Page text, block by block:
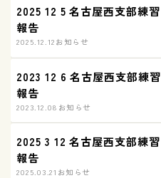
2025 12 5 名古屋西支部練習
報告
2025.12.12お知らせ
2023 12 6 名古屋西支部練習
報告
2023.12.08 お知らせ
2025 3 12 名古屋西支部練習
報告
2025.03.21 お知らせ